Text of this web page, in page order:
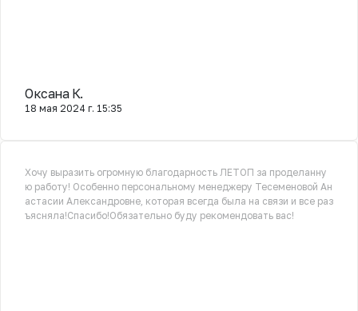
Оксана К.
18 мая 2024 г. 15:35
Хочу выразить огромную благодарность ЛЕТОП за проделанну
ю работу! Особенно персональному менеджеру Тесеменовой Ан
астасии Александровне, которая всегда была на связи и все раз
ъясняла!Спасибо!Обязательно буду рекомендовать вас!